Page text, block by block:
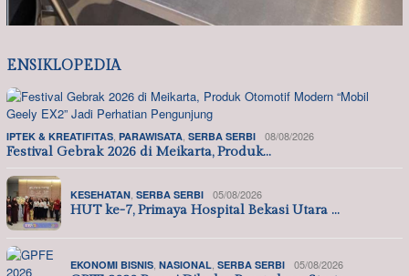
ENSIKLOPEDIA
IPTEK & KREATIFITAS PARAWISATA SERBA SERBI 08/08/2026
Festival Gebrak 2026 di Meikarta, Produk…
KESEHATAN SERBA SERBI 05/08/2026
HUT ke-7, Primaya Hospital Bekasi Utara …
EKONOMI BISNIS NASIONAL SERBA SERBI 05/08/2026